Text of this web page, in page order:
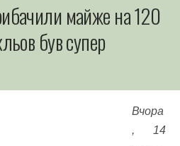
майже на 120
був супер
Вчора
, 14